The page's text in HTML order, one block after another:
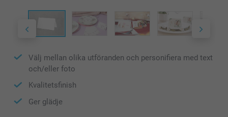
Välj mellan olika utföranden och personifiera med text
och/eller foto
Kvalitetsfinish
Ger glädje